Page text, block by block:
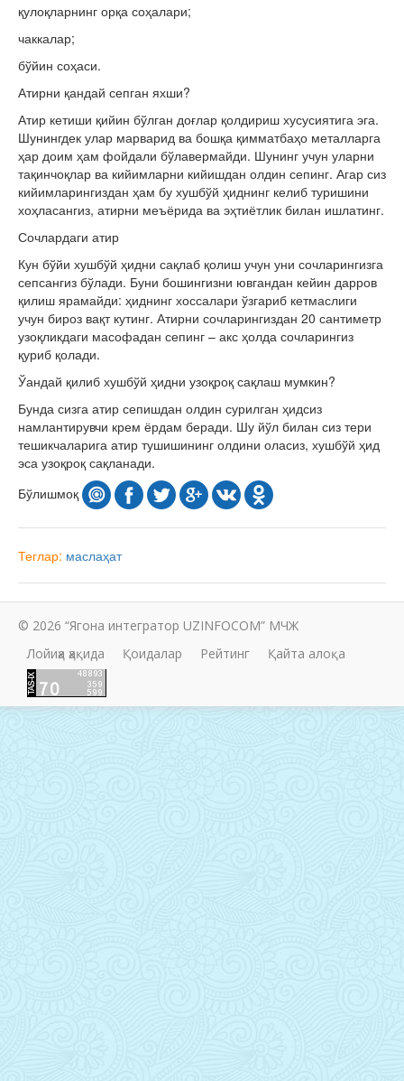
қулоқларнинг орқа соҳалари;
чаккалар;
бўйин соҳаси.
Атирни қандай сепган яхши?
Атир кетиши қийин бўлган доғлар қолдириш хусусиятига эга.
Шунингдек улар марварид ва бошқа қимматбаҳо металларга
ҳар доим ҳам фойдали бўлавермайди. Шунинг учун уларни
тақинчоқлар ва кийимларни кийишдан олдин сепинг. Агар сиз
кийимларингиздан ҳам бу хушбўй ҳиднинг келиб туришини
хоҳласангиз, атирни меъёрида ва эҳтиётлик билан ишлатинг.
Сочлардаги атир
Кун бўйи хушбўй ҳидни сақлаб қолиш учун уни сочларингизга
сепсангиз бўлади. Буни бошингизни ювгандан кейин дарров
қилиш ярамайди: ҳиднинг хоссалари ўзгариб кетмаслиги
учун бироз вақт кутинг. Атирни сочларингиздан 20 сантиметр
узоқликдаги масофадан сепинг – акс ҳолда сочларингиз
қуриб қолади.
Ўандай қилиб хушбўй ҳидни узоқроқ сақлаш мумкин?
Бунда сизга атир сепишдан олдин сурилган ҳидсиз
намлантирувчи крем ёрдам беради. Шу йўл билан сиз тери
тешикчаларига атир тушишининг олдини оласиз, хушбўй ҳид
эса узоқроқ сақланади.
Бўлишмоқ
Теглар: маслаҳат
© 2026 “Ягона интегратор UZINFOCOM” МЧЖ
Лойиҳа ҳақида
Қоидалар Рейтинг Қайта алоқа